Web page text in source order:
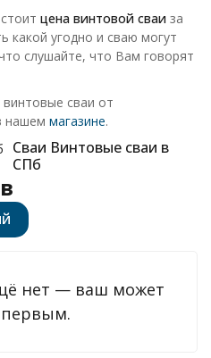
цена винтовой сваи за
какой угодно и сваю могут
слушайте, что Вам говорят
винтовые сваи от
нашем магазине.
Сваи Винтовые сваи в
СПб
нет — ваш может
первым.